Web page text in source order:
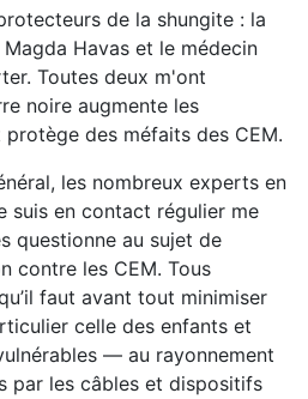
de la shungite : la
Havas et le médecin
Toutes deux m'ont
noire augmente les
des méfaits des CEM.
les nombreux experts en
suis en contact régulier me
questionne au sujet de
contre les CEM. Tous
faut avant tout minimiser
celle des enfants et
— au rayonnement
par les câbles et dispositifs